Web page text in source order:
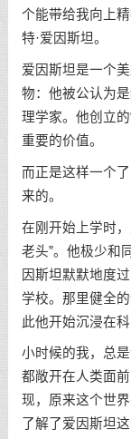
个能带给我向上
特·爱因斯坦。
爱因斯坦是一个
物：他被公认为
理学家。他创立
重要的价值。
而正是这样一个
来的。
在刚开始上学时
老头”。他极少和
因斯坦默默地度
学校。那里健全
此他开始沉浸在
小时候的我，总
都敞开在人类面
现，原来这个世
了解了爱因斯坦